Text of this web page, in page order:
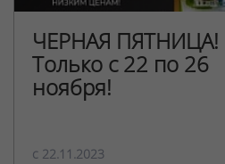
ЧЕРНАЯ ПЯТНИЦА!
Только с 22 по 26
ноября!
c 22.11.2023